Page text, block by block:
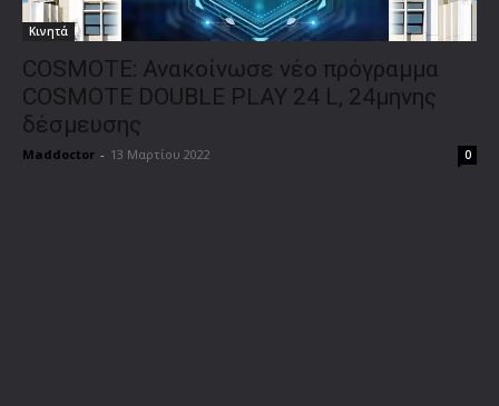
Κινητά
COSMOTE: Ανακοίνωσε νέο πρόγραμμα
COSMOTE DOUBLE PLAY 24 L, 24μηνης
δέσμευσης
Maddoctor - 13 Μαρτίου 2022 0